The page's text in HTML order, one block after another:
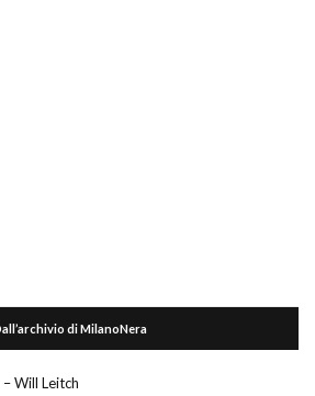
di MilanoNera
Will Leitch